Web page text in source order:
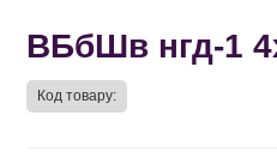
ВБбШв нгд-1
Код товару: